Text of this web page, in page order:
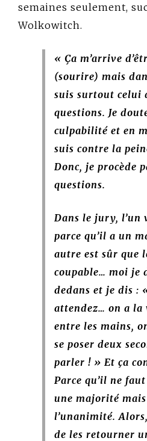
semaines seulement,
Wolkowitch.
« Ça m’arrive
(sourire) mais
suis surtout celui
questions. Je
culpabilité et en
suis contre la
Donc, je procède
questions.
Dans le jury,
parce qu’il a un
autre est sûr que
coupable… moi je
dedans et je dis :
attendez… on a la
entre les mains,
se poser deux
parler ! » Et ça
Parce qu’il ne
une majorité mais
l’unanimité. Alors
de les retourner